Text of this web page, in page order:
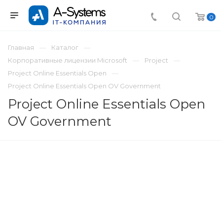
0
Главная
Каталог
Корпоративные лицензии Microsoft
Project
Project Online Essentials Open
Project Online Essentials Open OV Government
Project Online Essentials Open
OV Government